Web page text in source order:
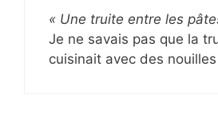
« Une truite entre les
Je ne savais pas que la
cuisinait avec des nouilles